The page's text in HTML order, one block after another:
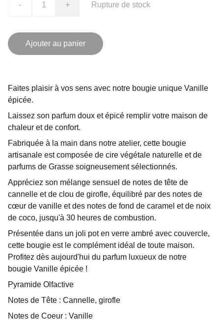
- + Rupture de stock
Ajouter au panier
Faites plaisir à vos sens avec notre bougie unique Vanille
épicée.
Laissez son parfum doux et épicé remplir votre maison de
chaleur et de confort.
Fabriquée à la main dans notre atelier, cette bougie
artisanale est composée de cire végétale naturelle et de
parfums de Grasse soigneusement sélectionnés.
Appréciez son mélange sensuel de notes de tête de
cannelle et de clou de girofle, équilibré par des notes de
cœur de vanille et des notes de fond de caramel et de noix
de coco, jusqu'à 30 heures de combustion.
Présentée dans un joli pot en verre ambré avec couvercle,
cette bougie est le complément idéal de toute maison.
Profitez dès aujourd'hui du parfum luxueux de notre
bougie Vanille épicée !
Pyramide Olfactive
Notes de Tête : Cannelle, girofle
Notes de Coeur : Vanille